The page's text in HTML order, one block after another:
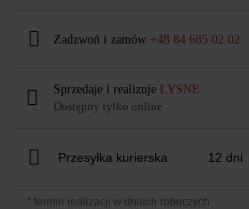
Zadzwoń i zamów +48 84 685 02 02
Sprzedaje i realizuje LYSNE
Dostępny tylko online
Przesyłka kurierska 12 dni
* termin realizacji w dniach roboczych